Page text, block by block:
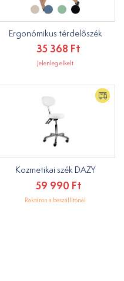
Ergonómikus térdelőszék
35 368 Ft
Jelenleg elkelt
Kozmetikai szék DAZY
59 990 Ft
Raktáron a beszállítónál